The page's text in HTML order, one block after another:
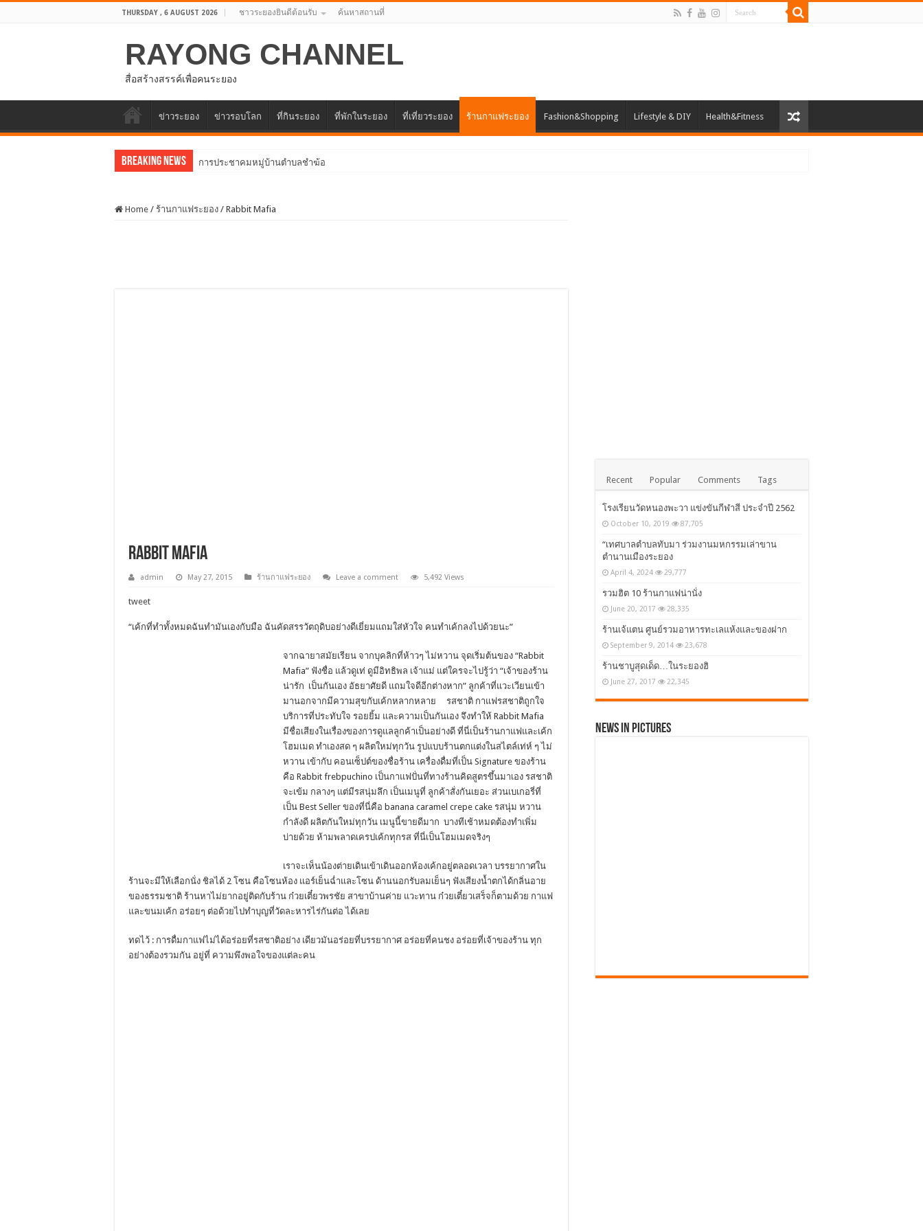
THURSDAY , 6 AUGUST 2026 ชาวระยองยินดีต้อนรับ ค้นหาสถานที่
RAYONG CHANNEL
สื่อสร้างสรรค์เพื่อคนระยอง
ข่าวระยอง ข่าวรอบโลก ที่กินระยอง ที่พักในระยอง ที่เที่ยวระยอง ร้านกาแฟระยอง Fashion&Shopping Lifestyle & DIY Health&Fitness
Breaking News การประชาคมหมู่บ้านตำบลชำฆ้อ
อบจ.ระยองต้อนรับคณะจากตัวแทนศูนย์ธุรกิจจีน – อาเซียน (CABC)
Home / ร้านกาแฟระยอง / Rabbit Mafia
Rabbit Mafia
admin May 27, 2015 ร้านกาแฟระยอง Leave a comment 5,492 Views
tweet
“เค้กที่ทำทั้งหมดฉันทำมันเองกับมือ ฉันคัดสรรวัตถุดิบอย่างดีเยี่ยมแถมใส่หัวใจ คนทำเค้กลงไปด้วยนะ”
จากฉายาสมัยเรียน จากบุคลิกที่ห้าวๆ ไม่หวาน จุดเริ่มต้นของ “Rabbit
Mafia” ฟังชื่อ แล้วดูเท่ ดูมีอิทธิพล เจ้าแม่ แต่ใครจะไปรู้ว่า “เจ้าของร้าน
น่ารัก เป็นกันเอง อัธยาศัยดี แถมใจดีอีกต่างหาก” ลูกค้าที่แวะเวียนเข้า
มานอกจากมีความสุขกับเค้กหลากหลาย รสชาติ กาแฟรสชาติถูกใจ
บริการที่ประทับใจ รอยยิ้ม และความเป็นกันเอง จึงทำให้ Rabbit Mafia
มีชื่อเสียงในเรื่องของการดูแลลูกค้าเป็นอย่างดี ที่นี่เป็นร้านกาแฟและเค้ก
โฮมเมด ทำเองสด ๆ ผลิตใหม่ทุกวัน รูปแบบร้านตกแต่งในสไตล์เท่ห์ ๆ ไม่
หวาน เข้ากับ คอนเซ็ปต์ของชื่อร้าน เครื่องดื่มที่เป็น Signature ของร้าน
คือ Rabbit frebpuchino เป็นกาแฟปั่นที่ทางร้านคิดสูตรขึ้นมาเอง รสชาติ
จะเข้ม กลางๆ แต่มีรสนุ่มลึก เป็นเมนูที่ ลูกค้าสั่งกันเยอะ ส่วนเบเกอรี่ที่
เป็น Best Seller ของที่นี่คือ banana caramel crepe cake รสนุ่ม หวาน
กำลังดี ผลิตกันใหม่ทุกวัน เมนูนี้ขายดีมาก บางทีเช้าหมดต้องทำเพิ่ม
บ่ายด้วย ห้ามพลาดเครปเค้กทุกรส ที่นี่เป็นโฮมเมดจริงๆ
เราจะเห็นน้องต่ายเดินเข้าเดินออกห้องเค้กอยู่ตลอดเวลา บรรยากาศใน
ร้านจะมีให้เลือกนั่ง ชิลได้ 2 โซน คือโซนห้อง แอร์เย็นฉ่ำและโซน ด้านนอกรับลมเย็นๆ ฟังเสียงน้ำตกได้กลิ่นอาย
ของธรรมชาติ ร้านหาไม่ยากอยู่ติดกับร้าน ก๋วยเตี๋ยวพรชัย สาขาบ้านค่าย แวะทาน ก๋วยเตี๋ยวเสร็จก็ตามด้วย กาแฟ
และขนมเค้ก อร่อยๆ ต่อด้วยไปทำบุญที่วัดละหารไร่กันต่อ ได้เลย
ทดไว้ : การดื่มกาแฟไม่ได้อร่อยที่รสชาติอย่าง เดียวมันอร่อยที่บรรยากาศ อร่อยที่คนชง อร่อยที่เจ้าของร้าน ทุก
อย่างต้องรวมกัน อยู่ที่ ความพึงพอใจของแต่ละคน
Recent Popular Comments Tags
โรงเรียนวัดหนองพะวา แข่งขันกีฬาสี ประจำปี 2562
October 10, 2019 87,705
“เทศบาลตำบลทับมา ร่วมงานมหกรรมเล่าขาน
ตำนานเมืองระยอง
April 4, 2024 29,777
รวมฮิต 10 ร้านกาแฟน่านั่ง
June 20, 2017 28,335
ร้านเจ้แตน ศูนย์รวมอาหารทะเลแห้งและของฝาก
September 9, 2014 23,678
ร้านชาบูสุดเด็ด…ในระยองฮิ
June 27, 2017 22,345
News in Pictures